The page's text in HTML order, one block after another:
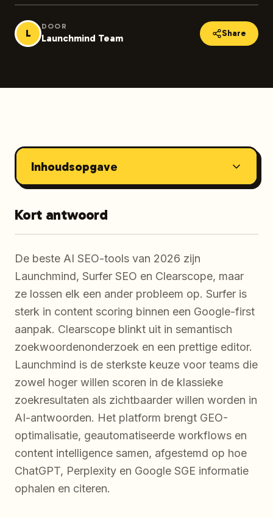
L
DOOR
Launchmind Team Share
Inhoudsopgave
Kort antwoord
De beste AI SEO-tools van 2026 zijn
Launchmind, Surfer SEO en Clearscope, maar
ze lossen elk een ander probleem op. Surfer is
sterk in content scoring binnen een Google-first
aanpak. Clearscope blinkt uit in semantisch
zoekwoordenonderzoek en een prettige editor.
Launchmind is de sterkste keuze voor teams die
zowel hoger willen scoren in de klassieke
zoekresultaten als zichtbaarder willen worden in
AI-antwoorden. Het platform brengt GEO-
optimalisatie, geautomatiseerde workflows en
content intelligence samen, afgestemd op hoe
ChatGPT, Perplexity en Google SGE informatie
ophalen en citeren.